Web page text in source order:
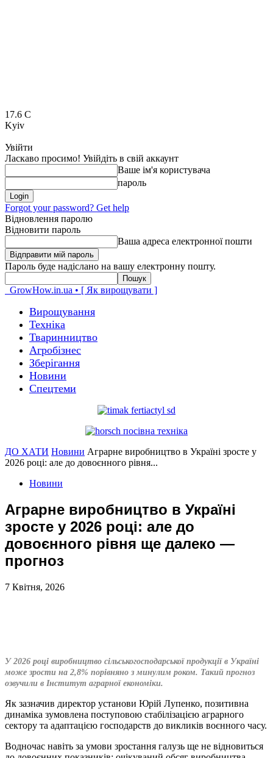
17.6 C
Kyiv
Увійти
Ласкаво просимо! Увійдіть в свій аккаунт
Ваше ім'я користувача
пароль
Forgot your password? Get help
Відновлення паролю
Відновити пароль
Ваша адреса електронної пошти
Пароль буде надіслано на вашу електронну пошту.
GrowHow.in.ua • [ Як вирощувати ]
Вирощування
Техніка
Тваринництво
Агробізнес
Зберігання
Новини
Спецтеми
ДО ХАТИ Новини Аграрне виробництво в Україні зросте у
2026 році: але до довоєнного рівня...
Новини
Аграрне виробництво в Україні
зросте у 2026 році: але до
довоєнного рівня ще далеко —
прогноз
7 Квітня, 2026
У 2026 році виробництво сільськогосподарської продукції в Україні
може зрости на 2,8% порівняно з минулим роком. Такий прогноз
озвучили в Інститут аграрної економіки.
Як зазначив директор установи Юрій Лупенко, позитивна
динаміка зумовлена поступовою стабілізацією аграрного
сектору та адаптацією господарств до викликів воєнного часу.
Водночас навіть за умови зростання галузь ще не відновиться